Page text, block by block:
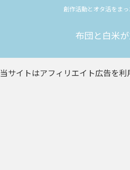
創作活動とオタ活をま
布団と白米
当サイトはアフィリエイト広告を利